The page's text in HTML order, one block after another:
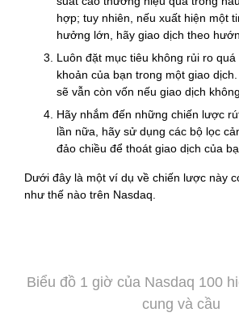
hợp; tuy nhiên, nếu xuất hiện một
hưởng lớn, hãy giao dịch theo
Luôn đặt mục tiêu không rủi ro
khoản của bạn trong một giao
sẽ vẫn còn vốn nếu giao dịch
Hãy nhắm đến những chiến lược
lần nữa, hãy sử dụng các bộ lọc
đảo chiều để thoát giao dịch của
Dưới đây là một ví dụ về chiến lược này
như thế nào trên Nasdaq.
Biểu đồ 1 giờ của Nasdaq 100
cung và cầu